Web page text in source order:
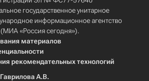
государственное унитарное
информационное агентство
(МИА «Россия сегодня»).
материалов
рекомендательных технологий
Гаврилова А.В.